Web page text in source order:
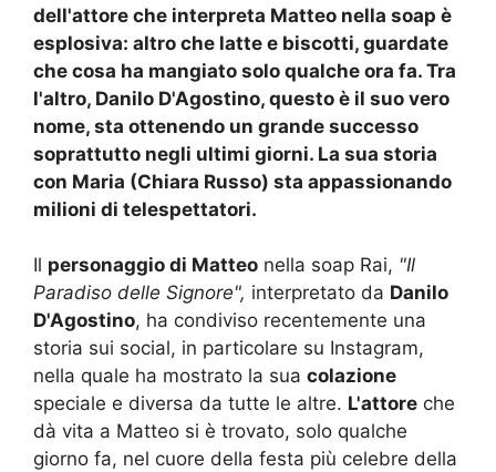
dell'attore che interpreta Matteo nella soap è
esplosiva: altro che latte e biscotti, guardate
che cosa ha mangiato solo qualche ora fa. Tra
l'altro, Danilo D'Agostino, questo è il suo vero
nome, sta ottenendo un grande successo
soprattutto negli ultimi giorni. La sua storia
con Maria (Chiara Russo) sta appassionando
milioni di telespettatori.
Il personaggio di Matteo nella soap Rai, "Il
Paradiso delle Signore", interpretato da Danilo
D'Agostino, ha condiviso recentemente una
storia sui social, in particolare su Instagram,
nella quale ha mostrato la sua colazione
speciale e diversa da tutte le altre. L'attore che
dà vita a Matteo si è trovato, solo qualche
giorno fa, nel cuore della festa più celebre della